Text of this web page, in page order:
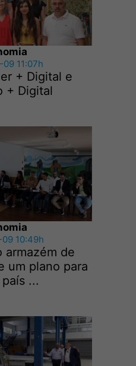
11:07h
+ Digital e
+ Digital
10:49h
armazém de
um plano para
...